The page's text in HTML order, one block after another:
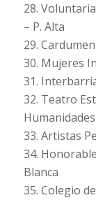
28.
– P. Alta
29. Cardumen
30. Mujeres
31.
32. Teatro
33. Artistas
34.
Blanca
35. Colegio